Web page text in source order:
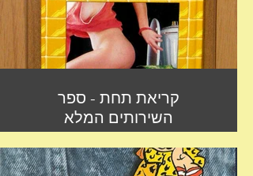
קריאת תחת - ספר
השירותים המלא